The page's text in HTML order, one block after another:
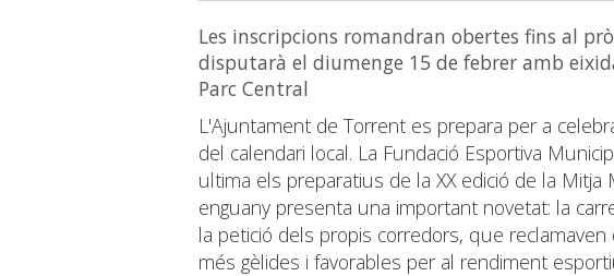
Les inscripcions romandran obertes fins al
disputarà el diumenge 15 de febrer amb
Parc Central
L'Ajuntament de Torrent es prepara per a
del calendari local. La Fundació Esportiva
ultima els preparatius de la XX edició de la Mitja
enguany presenta una important novetat: la
la petició dels propis corredors, que
més gèlides i favorables per al rendiment